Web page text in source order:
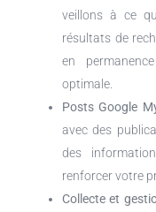
veillons à ce
résultats de
en
optimale.
Posts Google
avec des
des
renforcer votre
Collecte et